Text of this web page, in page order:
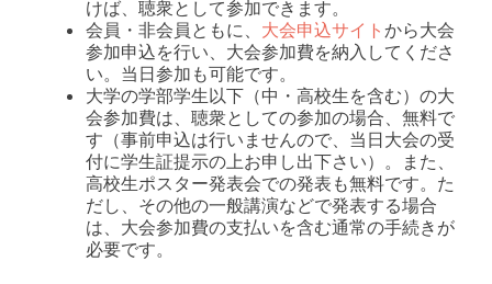
けば、聴衆として参加できます。
会員・非会員ともに、 大会申込サイト から大会
参加申込を行い、大会参加費を納入してくださ
い。当日参加も可能です。
大学の学部学生以下（中・高校生を含む）の大
会参加費は、聴衆としての参加の場合、無料で
す（事前申込は行いませんので、当日大会の受
付に学生証提示の上お申し出下さい）。また、
高校生ポスター発表会での発表も無料です。た
だし、その他の一般講演などで発表する場合
は、大会参加費の支払いを含む通常の手続きが
必要です。